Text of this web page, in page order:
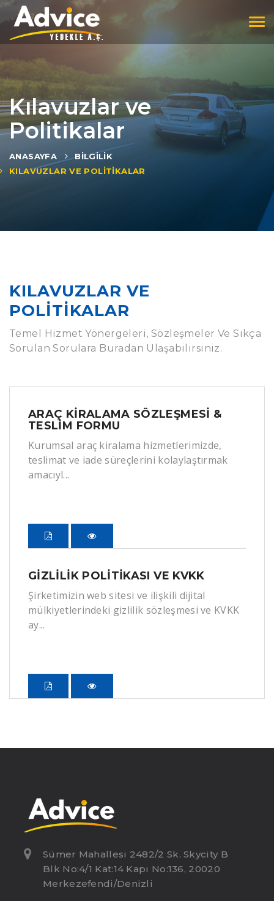
Kılavuzlar ve
Politikalar
ANASAYFA
BILGILIK
KILAVUZLAR VE POLITIKALAR
KILAVUZLAR VE
POLITIKALAR
Temel Hizmet Yönergeleri, Sözleşmeler Ve Sıkça
Sorulan Sorulara Buradan Ulaşabilirsiniz.
ARAÇ KIRALAMA SÖZLEŞMESI &
TESLIM FORMU
Kurumsal araç kiralama hizmetlerimizde,
teslimat ve iade süreçlerini kolaylaştırmak
amacıyl...
GIZLILIK POLITIKASI VE KVKK
Şirketimizin web sitesi ve ilişkili dijital
mülkiyetlerindeki gizlilik sözleşmesi ve KVKK
ay...
Sümer Mahallesi 2482/2 Sk. Skycity B
Blk No:4/1 Kat:14 Kapı No:136, 20020
Merkezefendi/Denizli